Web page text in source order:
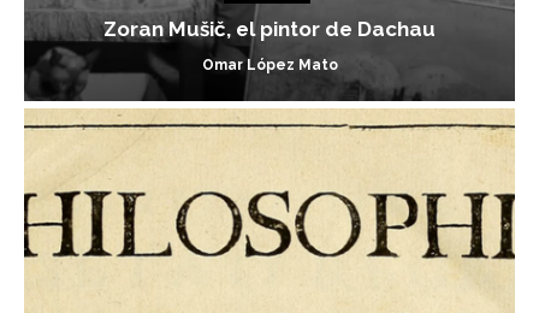
Zoran Mušič, el pintor de Dachau
Omar López Mato